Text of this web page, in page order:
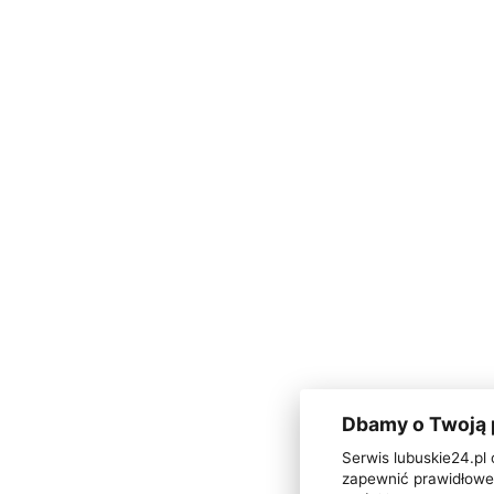
Dbamy o
Serwis
zapewnić